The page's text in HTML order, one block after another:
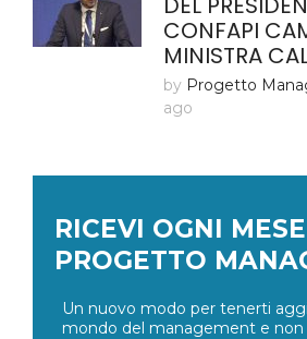
CONFAPI
MINISTRA
by Progetto
ago
RICEVI OGNI MESE
PROGETTO
Un nuovo modo per tenerti
mondo del management e non